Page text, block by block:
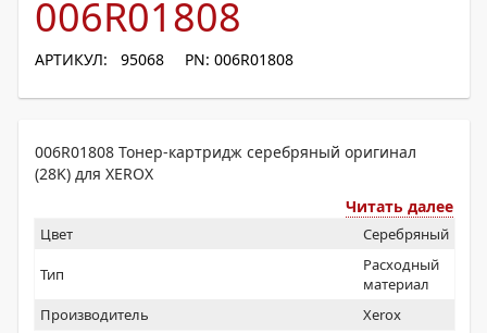
006R01808
АРТИКУЛ: 95068 PN: 006R01808
006R01808 Тонер-картридж серебряный оригинал
(28K) для XEROX
Читать далее
Цвет Серебряный
Тип
Расходный
материал
Производитель
Xerox